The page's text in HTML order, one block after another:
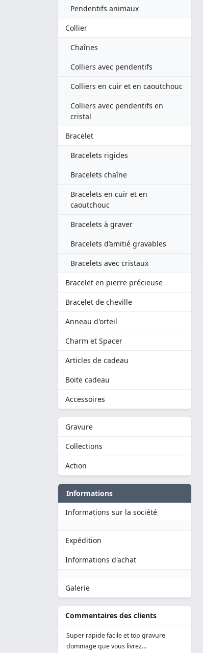
Pendentifs animaux
Collier
Chaînes
Colliers avec pendentifs
Colliers en cuir et en caoutchouc
Colliers avec pendentifs en
cristal
Bracelet
Bracelets rigides
Bracelets chaîne
Bracelets en cuir et en
caoutchouc
Bracelets à graver
Bracelets d’amitié gravables
Bracelets avec cristaux
Bracelet en pierre précieuse
Bracelet de cheville
Anneau d'orteil
Charm et Spacer
Articles de cadeau
Boite cadeau
Accessoires
Gravure
Collections
Action
Informations
Informations sur la société
Expédition
Informations d'achat
Galerie
Commentaires des clients
Super rapide facile et top gravure
dommage que vous livrez…